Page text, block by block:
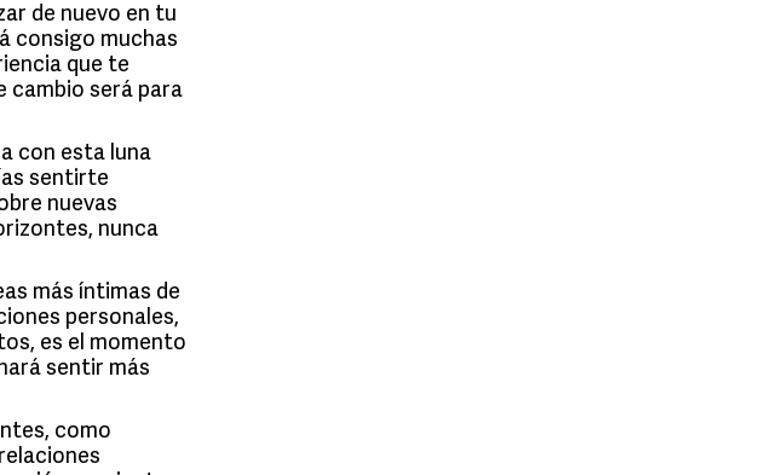
de nuevo en tu
consigo muchas
que te
cambio será para
con esta luna
sentirte
nuevas
nunca
más íntimas de
personales,
es el momento
sentir más
como